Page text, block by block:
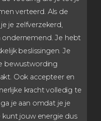
verteerd. Als de
je zelfverzekerd,
ondernemend. Je hebt
beslissingen. Je
bewustwording
Ook accepteer en
kracht volledig te
je aan omdat je je
kunt jouw energie dus